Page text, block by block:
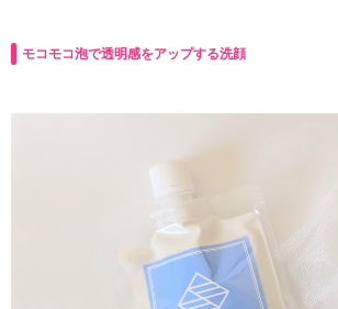
モコモコ泡で透明感をアップする洗顔